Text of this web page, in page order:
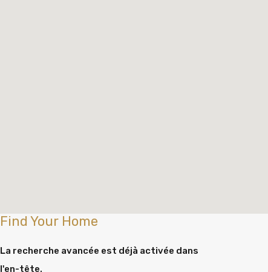
Find Your Home
La recherche avancée est déjà activée dans
l'en-tête.